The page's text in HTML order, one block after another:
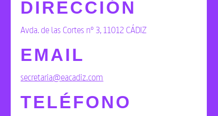
DIRECCIÓN
Avda. de las Cortes nº 3, 11012 CÁDIZ
EMAIL
secretaria@eacadiz.com
TELÉFONO